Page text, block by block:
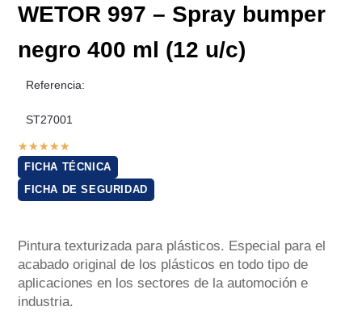
WETOR 997 – Spray bumper
negro 400 ml (12 u/c)
Referencia:
ST27001
★★★★★
FICHA TÉCNICA
FICHA DE SEGURIDAD
Pintura texturizada para plásticos. Especial para el
acabado original de los plásticos en todo tipo de
aplicaciones en los sectores de la automoción e
industria.